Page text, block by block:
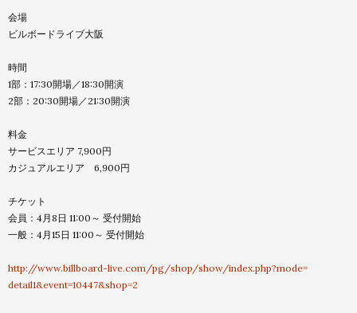
会場
ビルボードライブ大阪
時間
1部：17:30開場／18:30開演
2部：20:30開場／21:30開演
料金
サービスエリア 7,900円
カジュアルエリア 6,900円
チケット
会員：4月8日 11:00～ 受付開始
一般：4月15日 11:00～ 受付開始
http://www.billboard-live.com/pg/shop/show/index.php?mode=
detail1&event=10447&shop=2